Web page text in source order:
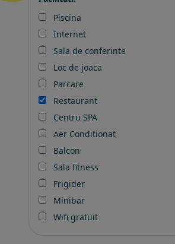
Piscina
Internet
Sala de conferinte
Loc de joaca
Parcare
Restaurant
Centru SPA
Aer Conditionat
Balcon
Sala fitness
Frigider
Minibar
Wifi gratuit